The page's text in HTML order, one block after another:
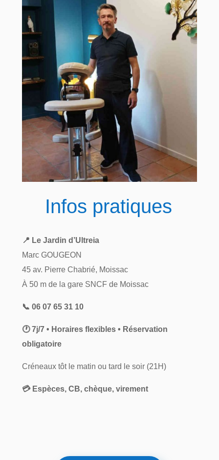
Infos pratiques
📍 Le Jardin d’Ultreia
Marc GOUGEON
45 av. Pierre Chabrié, Moissac
À 50 m de la gare SNCF de Moissac
📞 06 07 65 31 10
🕐 7j/7 • Horaires flexibles • Réservation
obligatoire
Créneaux tôt le matin ou tard le soir (21H)
💳 Espèces, CB, chèque, virement